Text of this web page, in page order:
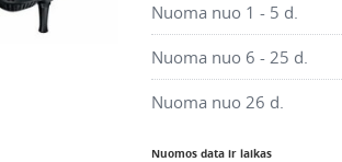
Nuoma nuo 1 - 5 d.
Nuoma nuo 6 - 25 d.
Nuoma nuo 26 d.
Nuomos data ir laikas